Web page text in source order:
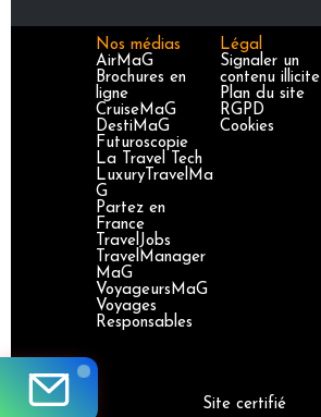
Nos médias
AirMaG
Brochures en
ligne
CruiseMaG
DestiMaG
Futuroscopie
La Travel Tech
LuxuryTravelMa
G
Partez en
France
TravelJobs
TravelManager
MaG
VoyageursMaG
Voyages
Responsables
Légal
Signaler un
contenu illicite
Plan du site
RGPD
Cookies
Site certifié